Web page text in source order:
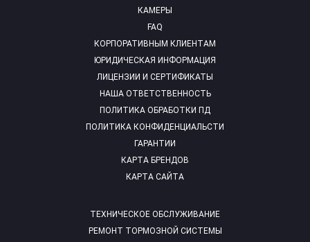
КАМЕРЫ
FAQ
ТЕХНИЧЕСКОЕ ОБСЛУЖИВАНИЕ
РЕМОНТ ТОРМОЗНОЙ СИСТЕМЫ
КОРПОРАТИВНЫМ КЛИЕНТАМ
ЮРИДИЧЕСКАЯ ИНФОРМАЦИЯ
ЛИЦЕНЗИИ И СЕРТИФИКАТЫ
НАША ОТВЕТСТВЕННОСТЬ
ПОЛИТИКА ОБРАБОТКИ ПД
ПОЛИТИКА КОНФИДЕНЦИАЛЬСТИ
ГАРАНТИИ
КАРТА БРЕНДОВ
КАРТА САЙТА